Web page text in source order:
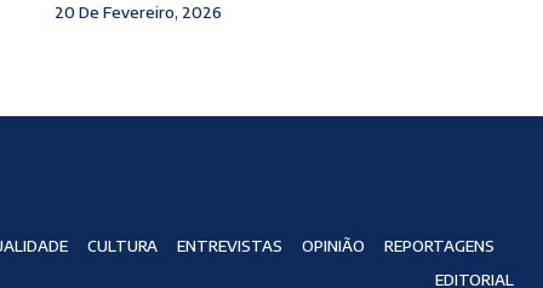
20 De Fevereiro, 2026
CULTURA ENTREVISTAS OPINIÃO
REPORTAGENS
EDITORIAL